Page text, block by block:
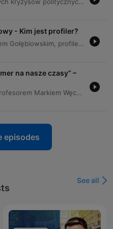
- Kim jest profiler?
Michał Kuźmiński rozmawia z Janem Gołębiowskim, profilerem i psychologiem kryminalnym, na temat mechanizmów niepoczytalności oraz metod rekonstrukcji stanu psychicznego sprawcy. Rozmowa analizuje procesy badawcze biegłych, różnicę między strachem a lękiem oraz wpływ mediów społecznościowych na odbiór głośnych zbrodni w Polsce. Goście omawiają przypadki Maksymiliana F., Stefana Wilmonta oraz Kajetana P., przyglądając się problematyce motywacji urojeniowej i systemowej izolacji osób niepoczytalnych. Dyskusja porusza również kwestie różnic między więzieniem a szpitalem psychiatrycznym, społeczną odpowiedzialność za reagowanie na agresję oraz naukowe podstawy pracy profilera kryminalnego.
na nasze czasy” –
Agata Kasprolewicz rozmawia z profesorem Markiem Węcowskim o nowej książce „Homer na nasze czasy” oraz filmowej interpretacji Odysei w reżyserii Christophera Nolana. Rozmówcy analizują, jak współczesne spory o interpretację mitu nawiązują do starożytnych tradycji krytycznych i dekonstrukcji ideału herosa. Dyskusja obejmuje motywy toksycznego przywództwa, migracji oraz konfliktu między jednostką a wspólnotą, łącząc antyczne greckie polis z wyzwaniami współczesności. Eksperci wskazują na koncepcję zbiorowego geniuszu oraz niezmienność motywów literackich mimo upływu wieków.
episodes
See all